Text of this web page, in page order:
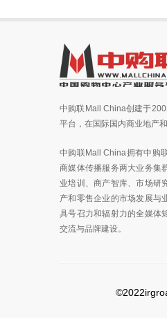
中购联Mall China创建于
平台，在国际国内商业地产
中购联Mall China拥有中购
商媒体传播服务两大业务集
业培训、商产智库、市场研
产和零售企业的市场发展与
具号召力和辐射力的全媒体
交流与品牌建设。